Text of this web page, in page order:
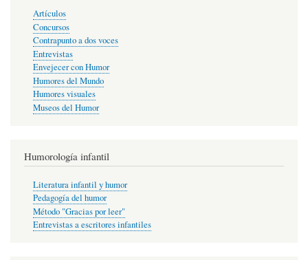
Artículos
Concursos
Contrapunto a dos voces
Entrevistas
Envejecer con Humor
Humores del Mundo
Humores visuales
Museos del Humor
Humorología infantil
Literatura infantil y humor
Pedagogía del humor
Método "Gracias por leer"
Entrevistas a escritores infantiles